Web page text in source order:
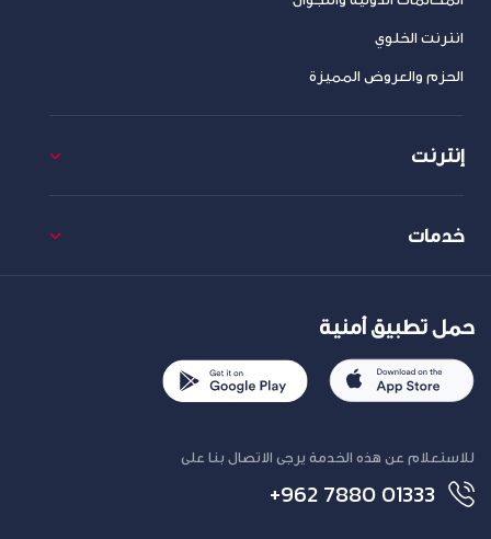
انترنت الخلوي
الحزم والعروض المميزة
إنترنت
خدمات
حمل تطبيق أمنية
للاستعلام عن هذه الخدمة يرجى الاتصال بنا على
+962 7880 01333